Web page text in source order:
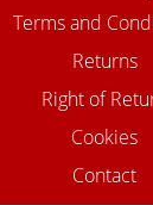
Terms and
Returns
Right of
Cookies
Contact